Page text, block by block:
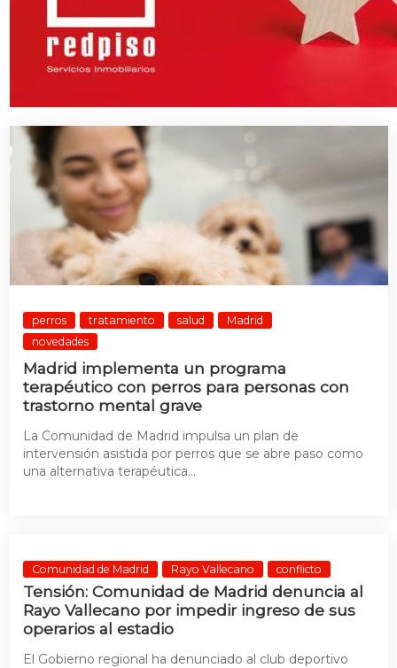
perros tratamiento salud
Madrid
novedades
Madrid implementa un programa
terapéutico con perros para personas con
trastorno mental grave
La Comunidad de Madrid impulsa un plan de
intervensión asistida por perros que se abre paso como
una alternativa terapéutica...
Comunidad de Madrid Rayo Vallecano conflicto
Tensión: Comunidad de Madrid denuncia al
Rayo Vallecano por impedir ingreso de sus
operarios al estadio
El Gobierno regional ha denunciado al club deportivo